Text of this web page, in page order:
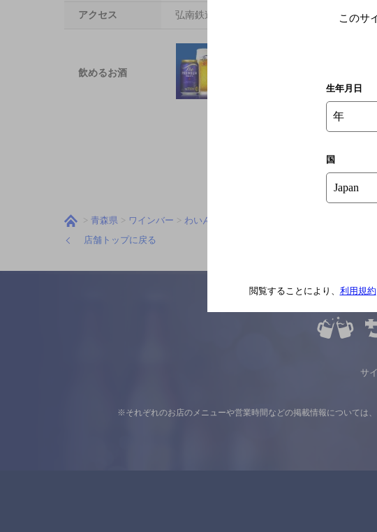
アクセス 弘南鉄道大鰐線 中央弘前駅
飲めるお酒
青森県 ワインバー わいん食堂ラ・ペ
店舗トップに戻る
サ
※それぞれのお店のメニューや営業時間などの掲載情報については、
このサ
生年月日
年
国
閲覧することにより、 利用規約